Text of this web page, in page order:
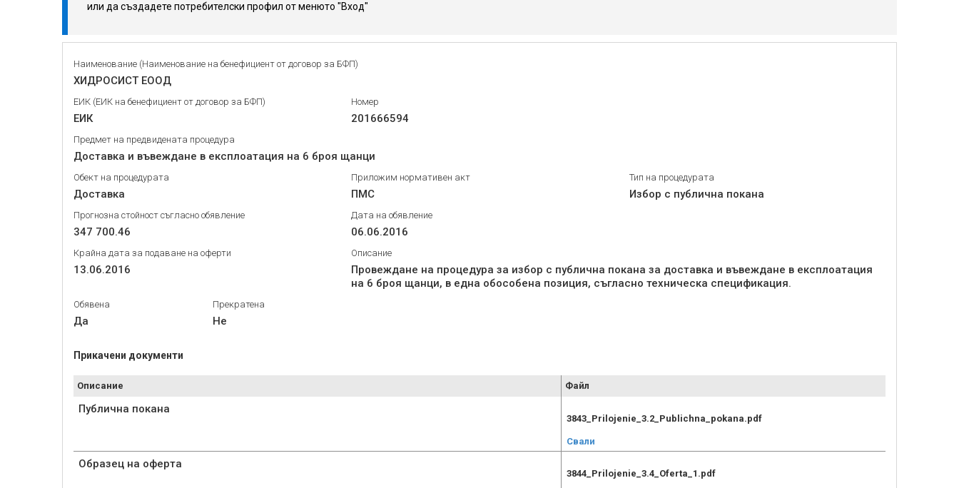
или да създадете потребителски профил от менюто "Вход"
Наименование (Наименование на бенефициент от договор за БФП)
ХИДРОСИСТ ЕООД
ЕИК (ЕИК на бенефициент от договор за БФП)
ЕИК
Номер
201666594
Предмет на предвидената процедура
Доставка и въвеждане в експлоатация на 6 броя щанци
Обект на процедурата
Доставка
Приложим нормативен акт
ПМС
Тип на процедурата
Избор с публична покана
Прогнозна стойност съгласно обявление
347 700.46
Дата на обявление
06.06.2016
Крайна дата за подаване на оферти
13.06.2016
Описание
Провеждане на процедура за избор с публична покана за доставка и въвеждане в експлоатация
на 6 броя щанци, в една обособена позиция, съгласно техническа спецификация.
Обявена
Да
Прекратена
Не
Прикачени документи
Описание Файл
Публична покана
3843_Prilojenie_3.2_Publichna_pokana.pdf
Свали
Образец на оферта
3844_Prilojenie_3.4_Oferta_1.pdf